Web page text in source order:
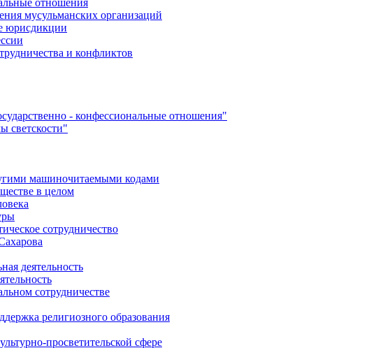
отношения
мусульманских организаций
юрисдикции
и конфликтов
- конфессиональные отношения"
светскости"
машиночитаемыми кодами
в целом
сотрудничество
деятельность
сотрудничестве
религиозного образования
просветительской сфере